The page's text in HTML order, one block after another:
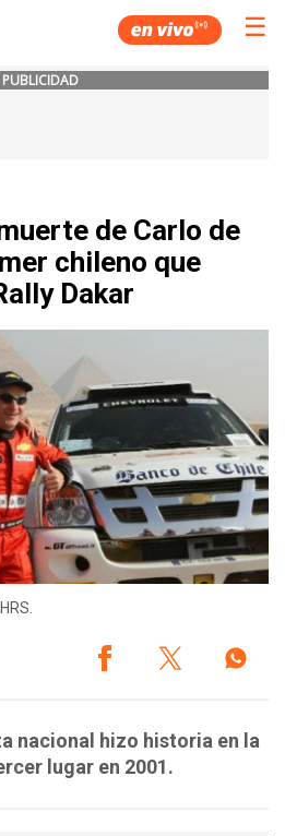
☰
PUBLICIDAD
de Carlo de
chileno que
Dakar
nacional hizo historia en la
lugar en 2001.